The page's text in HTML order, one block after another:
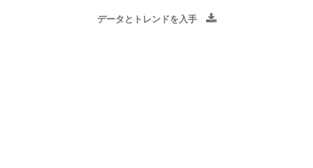
データとトレンドを入手